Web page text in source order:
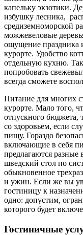
капельку экзотики.
избушку лесника,
средиземноморской
можжевеловые
ощущение праздника
курорте. Удобство
отдельную кухню. Так
попробовать
всегда сможете
Питание для многих
курорте. Мало того,
отпускного бюджета,
со здоровьем, если
пищу. Гораздо
включающие в себя
предлагаются
шведский стол по
обыкновенное
и ужин. Если же вы
гостиницу к
одно: допустим,
которого будет
Гостиничные